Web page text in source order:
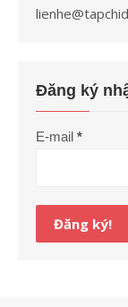
Đăng ký
E-mail *